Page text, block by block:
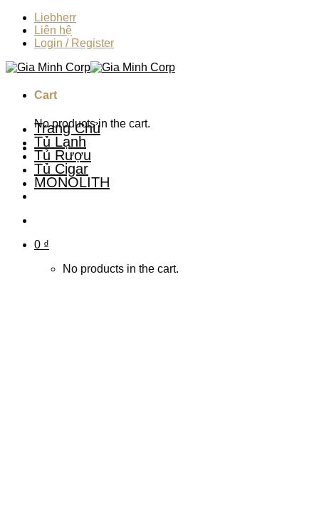
Skip
content
Liebherr
Liên hệ
Login / Register
Cart
No products in the cart.
Trang Chủ
Tủ Lạnh
Tủ Rượu
Tủ Cigar
MONOLITH
0 ₫
No products in the cart.